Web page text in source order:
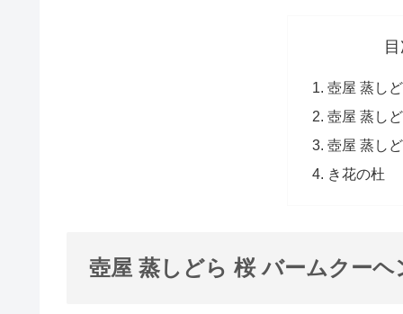
壺屋 蒸し
壺屋 蒸し
壺屋 蒸し
き花の杜
壺屋 蒸しどら 桜 バームクーヘ